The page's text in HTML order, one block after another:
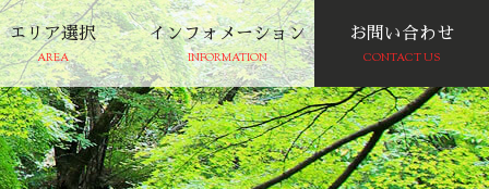
エリア選択
AREA
インフォメーション
INFORMATION
お問い合わせ
CONTACT US